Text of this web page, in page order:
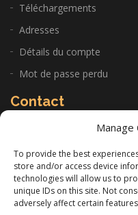
Manage
To provide the best
store and/or access device
technologies will allow us to
unique IDs on this site. Not
adversely affect certain
Téléchargements
Adresses
Détails du compte
Mot de passe perdu
Contact
06 11 14 97 26
infos@gilles-